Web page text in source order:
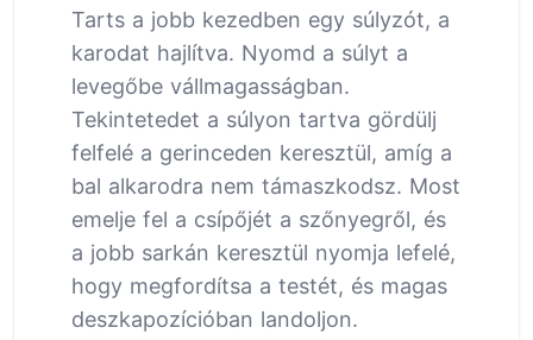
Tarts a jobb kezedben egy súlyzót, a
karodat hajlítva. Nyomd a súlyt a
levegőbe vállmagasságban.
Tekintetedet a súlyon tartva gördülj
felfelé a gerinceden keresztül, amíg a
bal alkarodra nem támaszkodsz. Most
emelje fel a csípőjét a szőnyegről, és
a jobb sarkán keresztül nyomja lefelé,
hogy megfordítsa a testét, és magas
deszkapozícióban landoljon.